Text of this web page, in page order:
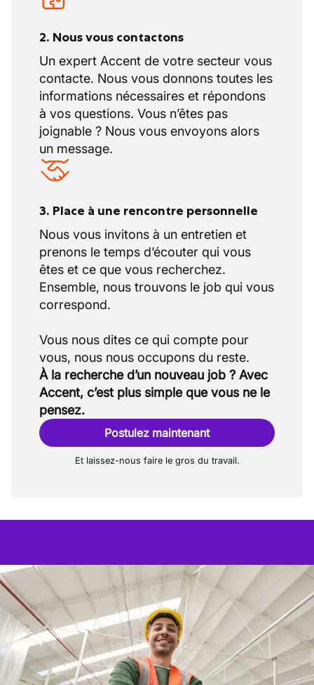
2. Nous vous contactons
Un expert Accent de votre secteur vous
contacte. Nous vous donnons toutes les
informations nécessaires et répondons
à vos questions. Vous n’êtes pas
joignable ? Nous vous envoyons alors
un message.
3. Place à une rencontre personnelle
Nous vous invitons à un entretien et
prenons le temps d’écouter qui vous
êtes et ce que vous recherchez.
Ensemble, nous trouvons le job qui vous
correspond.
Vous nous dites ce qui compte pour
À la recherche d’un nouveau job ? Avec
Accent, c’est plus simple que vous ne le
pensez.
Postulez maintenant
Et laissez-nous faire le gros du travail.